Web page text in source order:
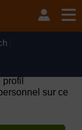
12
to routine
sur ce